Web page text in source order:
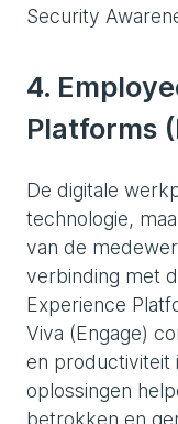
Security
4.
Platforms
De digitale
technologie,
van de
verbinding met
Experience
Viva (Engage)
en productiviteit
oplossingen
betrokken en